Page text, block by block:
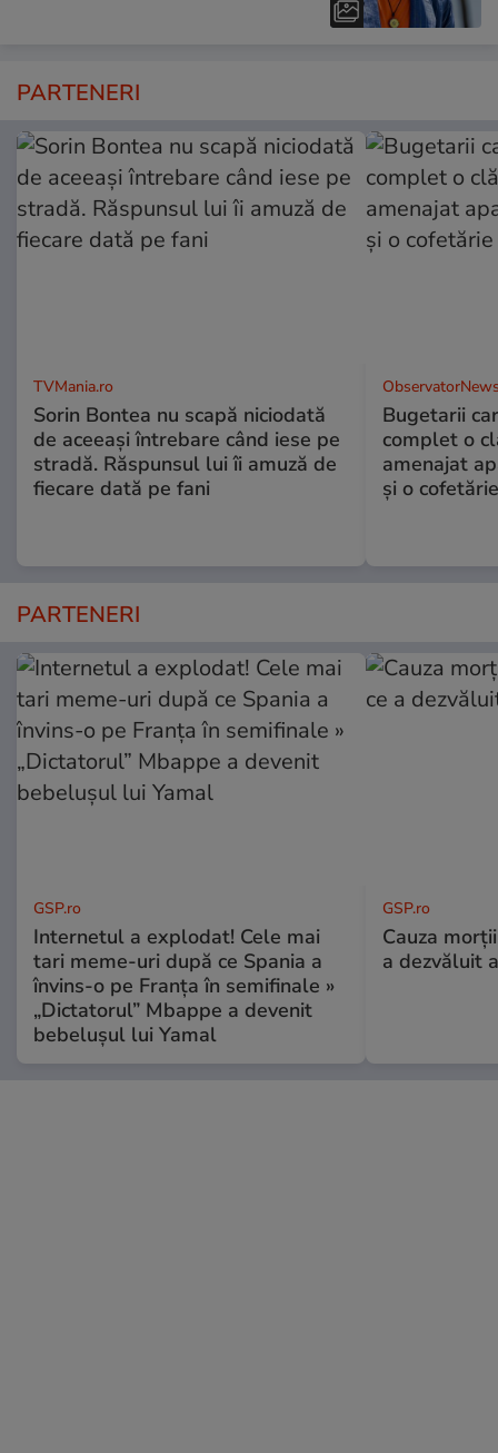
PARTENERI
TVMania.ro
Sorin Bontea nu scapă niciodată
de aceeași întrebare când iese pe
stradă. Răspunsul lui îi amuză de
fiecare dată pe fani
Bugetarii
complet o
amenajat
și o cofetărie
PARTENERI
GSP.ro
Internetul a explodat! Cele mai
tari meme-uri după ce Spania a
învins-o pe Franța în semifinale »
„Dictatorul” Mbappe a devenit
bebelușul lui Yamal
GSP.ro
Cauza
a dezvăluit